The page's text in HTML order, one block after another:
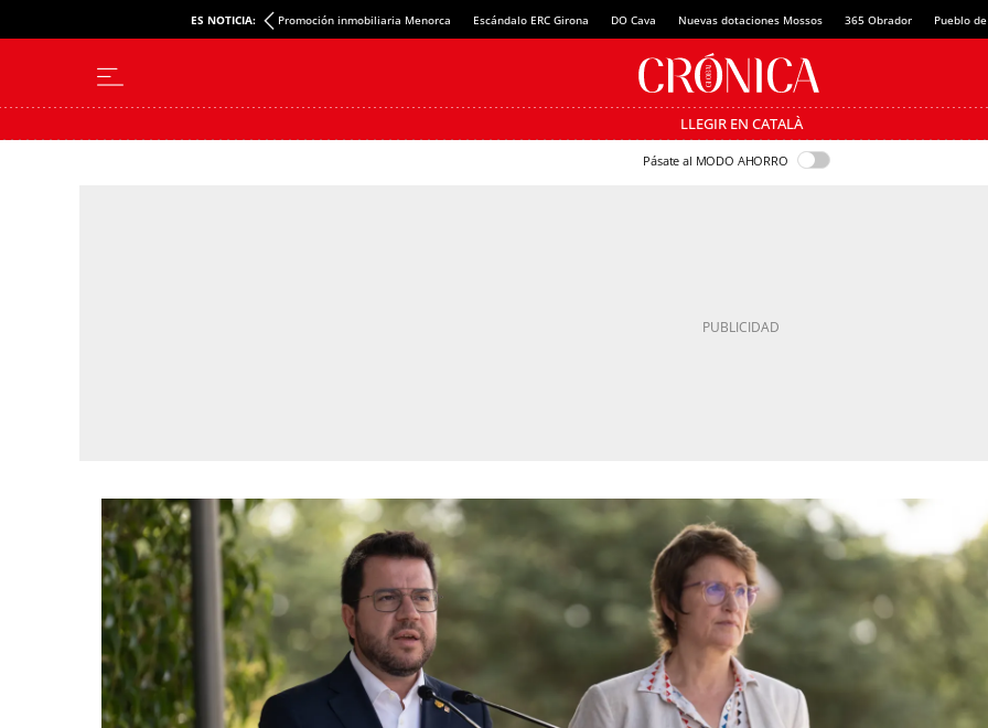
ES NOTICIA: Promoción inmobiliaria Menorca Escándalo ERC Girona DO Cava Nuevas dotaciones Mossos 365 Obrador Pueblo
LLEGIR EN CATALÀ
Pásate al MODO AHORRO